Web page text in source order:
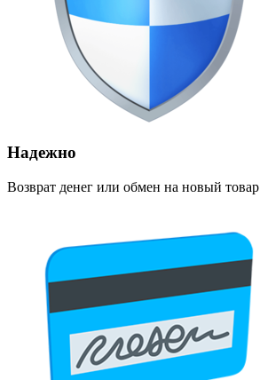
Надежно
Возврат денег или обмен на новый товар